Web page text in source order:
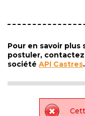
Pour en savoir
postuler,
société API Castres.